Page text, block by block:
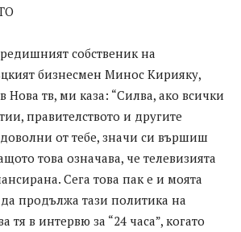
собственик на
бизнесмен Минос Кирияку,
Нова тв, ми каза: “Силва, ако всички
правителството и другите
от тебе, значи си вършиш
това означава, че телевизията
Сега това пак е и моята
продължа тази политика на
тя в интервю за “24 часа”, когато